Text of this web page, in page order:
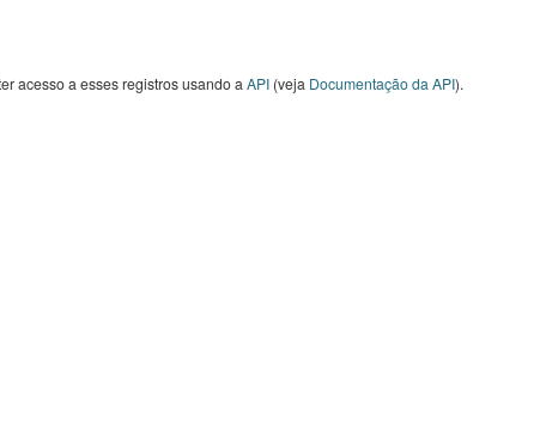
acesso a esses registros usando a API(veja Documentação da API).